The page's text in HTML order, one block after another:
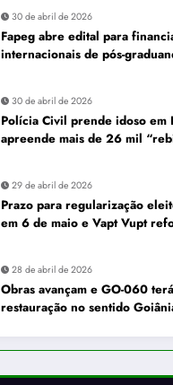
30 de abril de 2026
Fapeg abre edital para
internacionais de pós-
30 de abril de 2026
Polícia Civil prende idoso em
apreende mais de 26 mil
29 de abril de 2026
Prazo para regularização
em 6 de maio e Vapt Vupt
28 de abril de 2026
Obras avançam e GO-060
restauração no sentido